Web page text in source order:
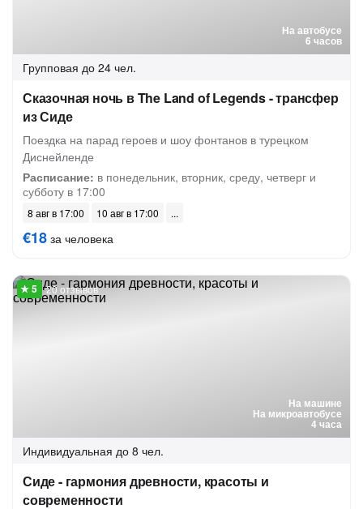
На автобусе
6 часов
Групповая до 24 чел.
Сказочная ночь в The Land of Legends - трансфер
из Сиде
Поездка на парад героев и шоу фонтанов в турецком
Диснейленде
Расписание: в понедельник, вторник, среду, четверг и
субботу в 17:00
8 авг в 17:00 10 авг в 17:00
€18 за человека
На машине
На микроавтобусе
4 часа
20 отзывов
Индивидуальная до 8 чел.
Сиде - гармония древности, красоты и
современности